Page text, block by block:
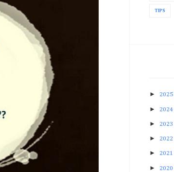
TIPS
► 2025
► 2024
► 2023
► 2022
► 2021
► 2020